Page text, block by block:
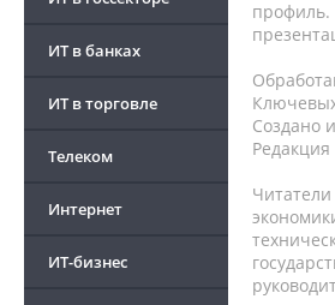
ИТ в банках
ИТ в торговле
Телеком
Интернет
ИТ-бизнес
профиль.
Создано